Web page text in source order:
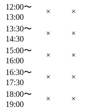
12:00〜
13:00
× ×
13:30〜
14:30
× ×
15:00〜
16:00
× ×
16:30〜
17:30
× ×
18:00〜
19:00
× ×